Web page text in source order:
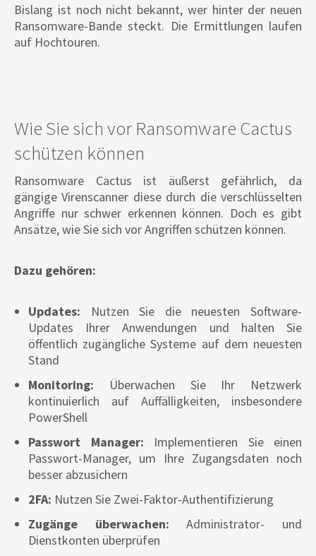
Bislang ist noch nicht bekannt, wer hinter der neuen
Ransomware-Bande steckt. Die Ermittlungen laufen
auf Hochtouren.
Wie Sie sich vor Ransomware Cactus
schützen können
Ransomware Cactus ist äußerst gefährlich, da
gängige Virenscanner diese durch die verschlüsselten
Angriffe nur schwer erkennen können. Doch es gibt
Ansätze, wie Sie sich vor Angriffen schützen können.
Dazu gehören:
Updates: Nutzen Sie die neuesten Software-
Updates Ihrer Anwendungen und halten Sie
öffentlich zugängliche Systeme auf dem neuesten
Stand
Monitoring: Überwachen Sie Ihr Netzwerk
kontinuierlich auf Auffälligkeiten, insbesondere
PowerShell
Passwort Manager: Implementieren Sie einen
Passwort-Manager, um Ihre Zugangsdaten noch
besser abzusichern
2FA: Nutzen Sie Zwei-Faktor-Authentifizierung
Zugänge überwachen: Administrator- und
Dienstkonten überprüfen